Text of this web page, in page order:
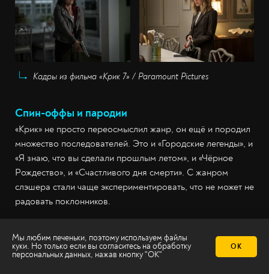
Кадры из фильма «Крик 7» / Paramount Pictures
Спин-оффы и пародии
«Крик» не просто переосмыслил жанр, он ещё и породил
множество последователей. Это и «Городские легенды», и
«Я знаю, что вы сделали прошлым летом», и «Чёрное
Рождество», и «Счастливого дня смерти». С жанром
слэшера стали чаще экспериментировать, что не может не
радовать поклонников.
сериала «Крик». Принцип в нём тот же: маньяк в маске
кошмарит подростков в тихом городке Лейквуд, но сам
Мы любим печеньки, поэтому используем файлы
куки. Но только если вы согласитесь на обработку
персональных данных, нажав кнопку "ОК"
ОК